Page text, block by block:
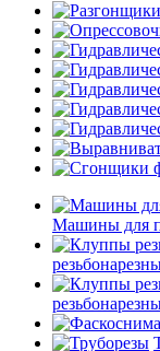
Машины для